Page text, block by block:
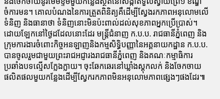
ចំការមន។ គោលបំណងនៃការត្រួតពិនិត្យគឺដើម្បីស្វែងរកភាពអនុលោមលើ
ទំនិញ និងធានាថា ទំនិញនោះមិនប៉ះពាល់ដល់សុខភាពអ្នកប្រើប្រាស់។
ដោយឡែកនៅថ្ងៃដដែលនោះដែរ មន្រ្តីជំនាញ ក.ប.ប. រាជធានីភ្នំពេញ និង
ក្រុមការងារចំពោះកិច្ចអនឡាញនិងកម្មសិទ្ធិបញ្ញានៃអគ្គនាយកដ្ឋាន ក.ប.ប.
បានចូលរួមជាមួយព្រះរាជអជ្ញារងរាជធានីភ្នំពេញ និងគណៈកម្មាធិការ
ប្រឆាំងបទល្មើសក្លែងក្លាយ។ ចុះឆែកឆេរនៅឃ្លាំងស្ដុកលក់ និងចែកចាយ
ផលិតផលមួយកន្លែងដើម្បីស្វែករកភាពមិនអនុលោមភាពផ្សេងៗផងដែរ៕